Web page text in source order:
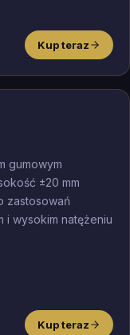
Kup teraz
gumowym
±20 mm
zastosowań
i wysokim natężeniu
Kup teraz